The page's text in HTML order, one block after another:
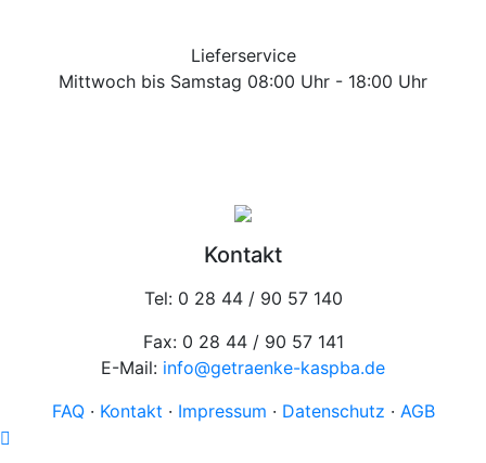
Lieferservice
Mittwoch bis Samstag 08:00 Uhr - 18:00 Uhr
Kontakt
Tel: 0 28 44 / 90 57 140
Fax: 0 28 44 / 90 57 141
E-Mail: info@getraenke-kaspba.de
FAQ· Kontakt · Impressum · Datenschutz · AGB